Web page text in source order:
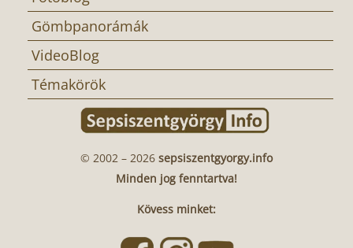
Gömbpanorámák
VideoBlog
Témakörök
© 2002 – 2026 sepsiszentgyorgy.info
Minden jog fenntartva!
Kövess minket: